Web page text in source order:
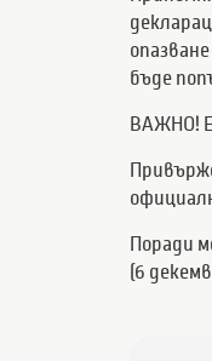
бъде
ВАЖНО!
Поради
(6